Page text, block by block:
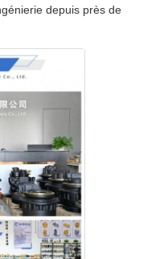
depuis près de